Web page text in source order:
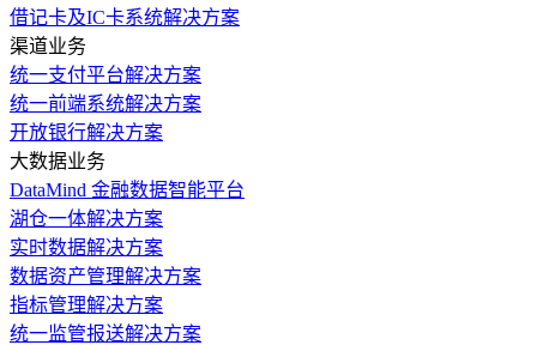
借记卡及IC卡系统解决方案
渠道业务
统一支付平台解决方案
统一前端系统解决方案
开放银行解决方案
大数据业务
DataMind 金融数据智能平台
湖仓一体解决方案
实时数据解决方案
数据资产管理解决方案
指标管理解决方案
统一监管报送解决方案